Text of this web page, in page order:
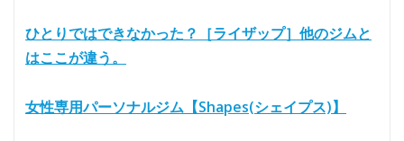
ひとりではできなかった？［ライザップ］他のジムと
はここが違う。
女性専用パーソナルジム【Shapes(シェイプス)】